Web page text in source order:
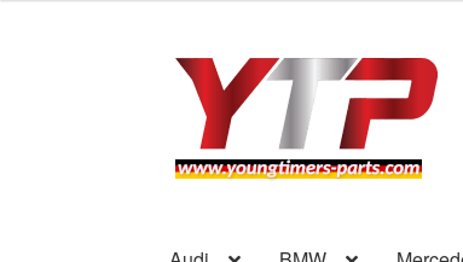
Aller
navigation
Aller
contenu